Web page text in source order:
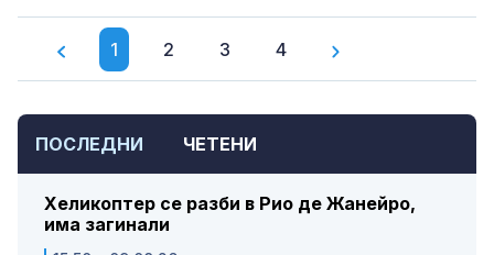
1 2 3 4
ПОСЛЕДНИ ЧЕТЕНИ
Хеликоптер се разби в Рио де Жанейро,
има загинали